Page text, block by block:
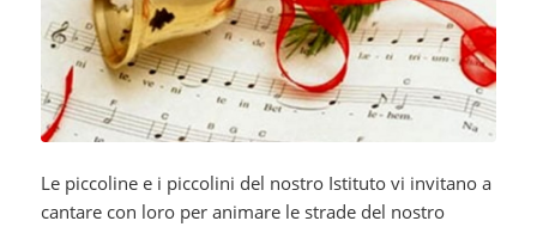
Le piccoline e i piccolini del nostro Istituto vi invitano a
cantare con loro per animare le strade del nostro